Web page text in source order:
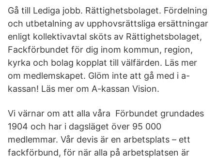
Gå till Lediga jobb. Rättighetsbolaget. Fördelning
och utbetalning av upphovsrättsliga ersättningar
enligt kollektivavtal sköts av Rättighetsbolaget,
Fackförbundet för dig inom kommun, region,
kyrka och bolag kopplat till välfärden. Läs mer
om medlemskapet. Glöm inte att gå med i a-
kassan! Läs mer om A-kassan Vision.
Vi värnar om att alla våra Förbundet grundades
1904 och har i dagsläget över 95 000
medlemmar. Vår devis är en arbetsplats – ett
fackförbund, för när alla på arbetsplatsen är